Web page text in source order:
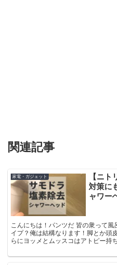
関連記事
家電・ガジェット
【ニ
対策に
ャワー
こんにちは！パンツだ 皆の衆って
イプ？俺は結構なります！脚とか頭
らにヨッメとムッスコはアトピー持